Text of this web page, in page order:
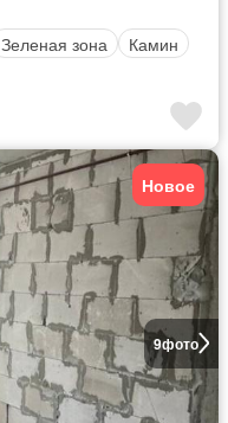
Зеленая зона
Камин
9фото
Новое